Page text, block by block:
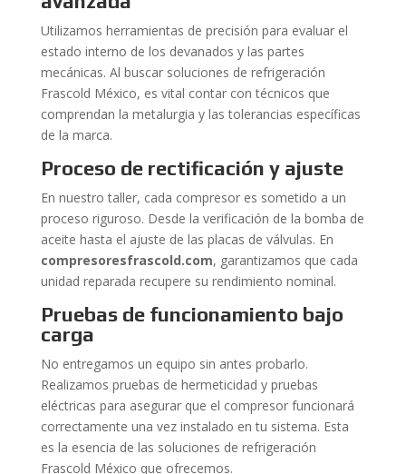
Utilizamos herramientas de precisión para evaluar el
estado interno de los devanados y las partes
mecánicas. Al buscar soluciones de refrigeración
Frascold México, es vital contar con técnicos que
comprendan la metalurgia y las tolerancias específicas
de la marca.
Proceso de rectificación y ajuste
En nuestro taller, cada compresor es sometido a un
proceso riguroso. Desde la verificación de la bomba de
aceite hasta el ajuste de las placas de válvulas. En
compresoresfrascold.com, garantizamos que cada
unidad reparada recupere su rendimiento nominal.
Pruebas de funcionamiento bajo
carga
No entregamos un equipo sin antes probarlo.
Realizamos pruebas de hermeticidad y pruebas
eléctricas para asegurar que el compresor funcionará
correctamente una vez instalado en tu sistema. Esta
es la esencia de las soluciones de refrigeración
Frascold México que ofrecemos.